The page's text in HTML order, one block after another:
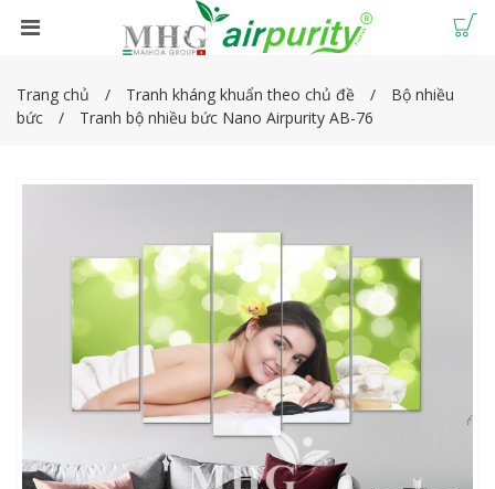
Trang chủ Tranh kháng khuẩn theo chủ đề
Bộ nhiều
bức
Tranh bộ nhiều bức Nano Airpurity AB-76